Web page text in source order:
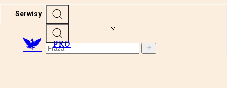
Serwisy
PRO